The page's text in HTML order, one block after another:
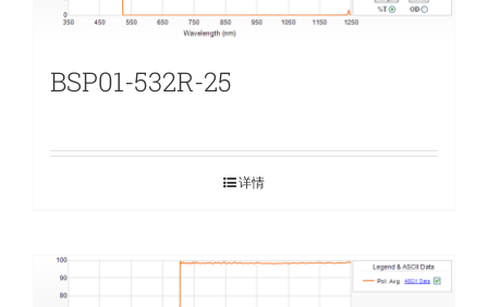
BSP01-532R-25
详情